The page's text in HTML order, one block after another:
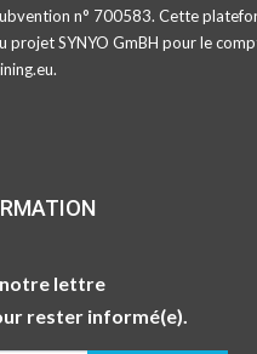
n° 700583. Cette
projet SYNYO GmBH pour le
notre lettre
rester informé(e).